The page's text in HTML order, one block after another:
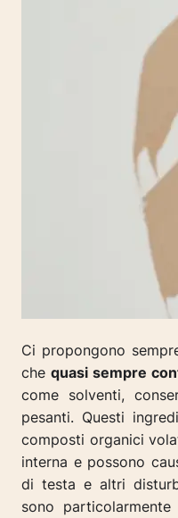
Ci propongono
che quasi sempre
come solventi,
pesanti. Questi
composti organici
interna e possono
di testa e altri
sono